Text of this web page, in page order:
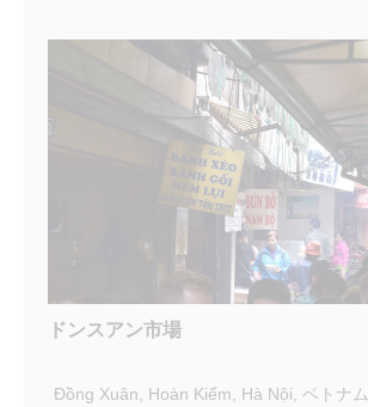
ドンスアン市場
Đồng Xuân, Hoàn Kiếm, Hà Nội, ベトナム